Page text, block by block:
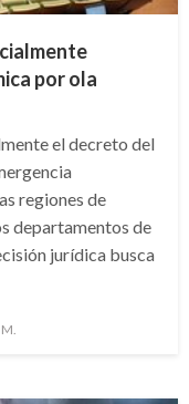
por ola
el decreto del
regiones de
departamentos de
jurídica busca